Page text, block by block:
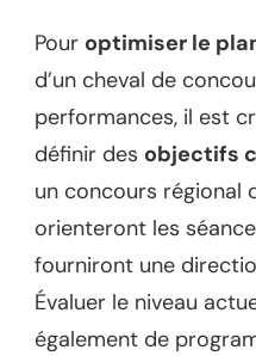
Pour optimiser le
d’un cheval de
performances, il est
définir des objectifs
un concours régional
orienteront les
fourniront une
Évaluer le niveau
également de